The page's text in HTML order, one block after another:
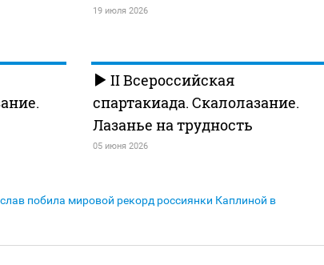
19 июля 2026
II Всероссийская
спартакиада. Скалолазание.
Лазанье на трудность
05 июня 2026
побила мировой рекорд россиянки Каплиной в